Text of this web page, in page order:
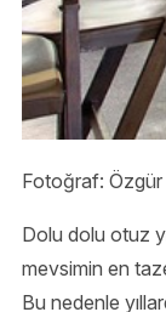
Fotoğraf: Özgür
Dolu dolu otuz
mevsimin en
Bu nedenle